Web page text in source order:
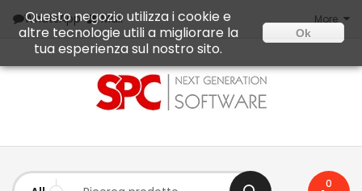
WhatsApp Mail More
0
Questo negozio utilizza i cookie e
altre tecnologie utili a migliorare la
tua esperienza sul nostro sito.
Ok